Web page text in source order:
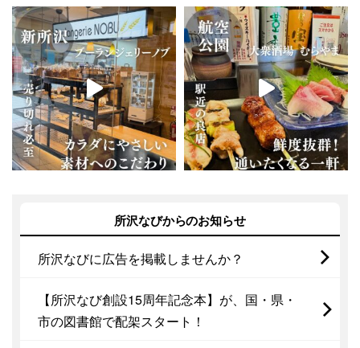
所沢なびからのお知らせ
所沢なびに広告を掲載しませんか？
【所沢なび創設15周年記念本】が、国・県・
市の図書館で配架スタート！